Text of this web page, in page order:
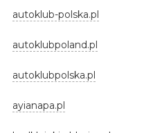
autoklub-polska.pl
autoklubpoland.pl
autoklubpolska.pl
ayianapa.pl